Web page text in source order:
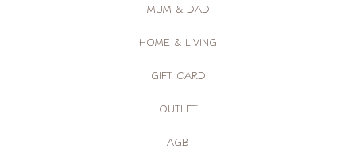
MUM & DAD
HOME & LIVING
GIFT CARD
OUTLET
AGB